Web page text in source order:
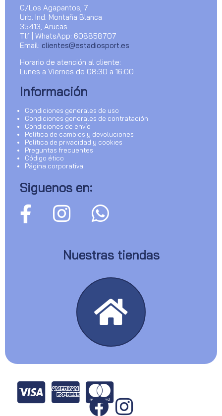
C/Los Agapantos, 7
Urb. Ind. Montaña Blanca
35413, Arucas
Tlf | WhatsApp: 608858707
Email: clientes@estadiosport.es
Horario de atención al cliente:
Lunes a Viernes de 08:30 a 16:00
Información
Condiciones generales de uso
Condiciones generales de contratación
Condiciones de envío
Política de cambios y devoluciones
Política de privacidad y cookies
Preguntas frecuentes
Código ético
Página corporativa
Siguenos en:
Nuestras tiendas